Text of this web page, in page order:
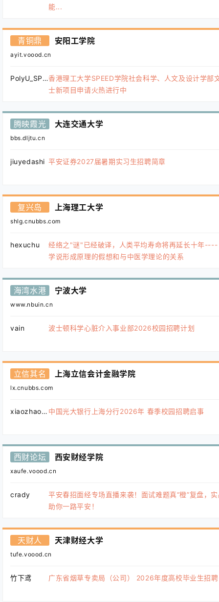
能...
青铜鼎 安阳工学院
ayit.voood.cn
PolyU_SPEED香港理工大学SPEED学院社会科学、人文及设计学部
士新项目申请火热进行中
腾映霞光 大连交通大学
bbs.dljtu.cn
jiuyedashi 平安证券2027届暑期实习生招聘简章
复兴岛 上海理工大学
shlg.cnubbs.com
hexuchu
经络之"谜"已经破译，人类平均寿命将再延长十年
学说形成原理的假想和与中医学理论的关系
海湾水港 宁波大学
www.nbuin.cn
vain 波士顿科学心脏介入事业部2026校园招聘计划
立信其名 上海立信会计金融学院
lx.cnubbs.com
xiaozhao123 中国光大银行上海分行2026年 春季校园招聘启事
西财论坛 西安财经学院
xaufe.voood.cn
crady
平安春招面经专场直播来袭！面试难题真“橙”复盘，
助你一路平安！
天财人 天津财经大学
tufe.voood.cn
竹下鸢 广东省烟草专卖局（公司） 2026年度高校毕业生招